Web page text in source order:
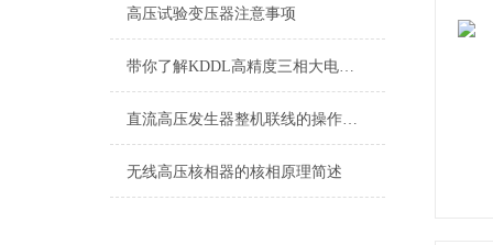
高压试验变压器注意事项
带你了解KDDL高精度三相大电流发生器
直流高压发生器整机联线的操作方法
无线高压核相器的核相原理简述